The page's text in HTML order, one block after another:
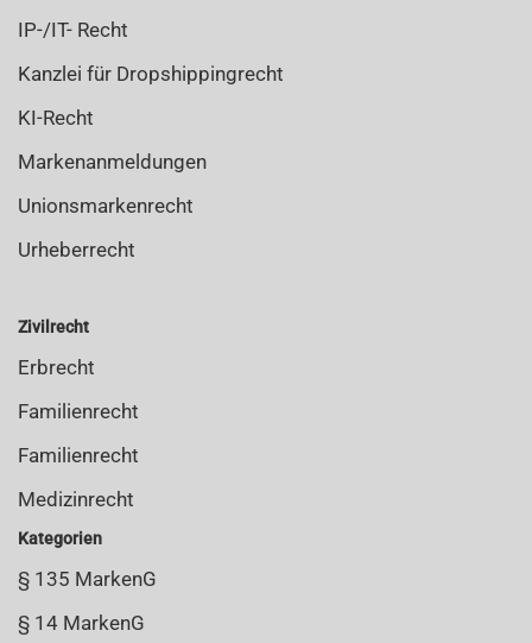
IP-/IT- Recht
Kanzlei für Dropshippingrecht
KI-Recht
Markenanmeldungen
Unionsmarkenrecht
Urheberrecht
Zivilrecht
Erbrecht
Familienrecht
Familienrecht
Medizinrecht
Kategorien
§ 135 MarkenG
§ 14 MarkenG